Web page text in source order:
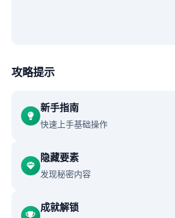
攻略提示
新手指南
快速上手基础操作
隐藏要素
发现秘密内容
成就解锁